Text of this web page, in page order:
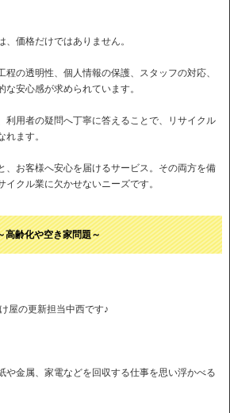
価格だけではありません。
の透明性、個人情報の保護、スタッフの対応、
安心感が求められています。
利用者の疑問へ丁寧に答えることで、リサイクル
ます。
、お客様へ安心を届けるサービス。その両方を備
イクル業に欠かせないニーズです。
高齢化や空き家問題～
屋の更新担当中西です♪
や金属、家電などを回収する仕事を思い浮かべる